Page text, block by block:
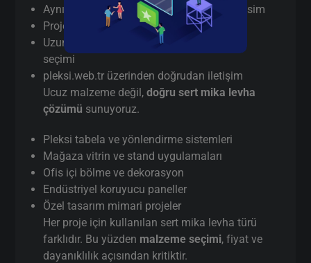
Aynı gün / hızlı terminli sert mika levha kesim
Proje bazlı teknik destek
Uzun vadeli kullanım için doğru malzeme
seçimi
pleksi.web.tr üzerinden doğrudan iletişim
Ucuz malzeme değil,doğru sert mika levha
çözümü sunuyoruz.
Pleksi tabela ve yönlendirme sistemleri
Mağaza vitrin ve stand uygulamaları
Ofis içi bölme ve dekorasyon
Endüstriyel koruyucu paneller
Özel tasarım mimari projeler
Her proje için kullanılan sert mika levha türü
farklıdır. Bu yüzden malzeme seçimi, fiyat ve
dayanıklılık açısından kritiktir.